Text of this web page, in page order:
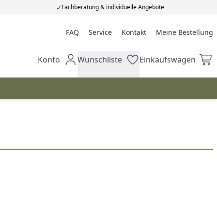
Fachberatung & individuelle Angebote
FAQ Service Kontakt Meine Bestellung
Meine Bestellung
Mein Konto
Konto Wunschliste
Wunschliste Einkaufswagen
Einkaufswagen